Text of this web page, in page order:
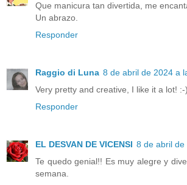
Que manicura tan divertida, me
Un abrazo.
Responder
Raggio di Luna 8 de abril de 2024 a
Very pretty and creative, I like it a lot! :-)
Responder
EL DESVAN DE VICENSI 8 de abril de
Te quedo genial!! Es muy alegre y
semana.